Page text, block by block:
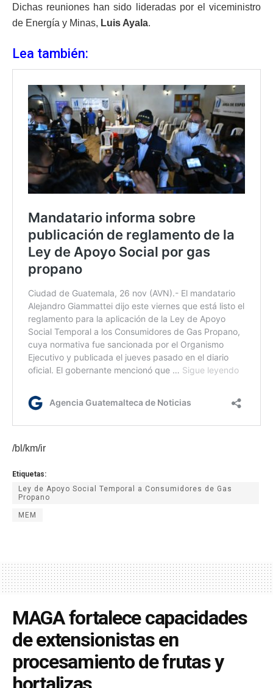
Dichas reuniones han sido lideradas por el viceministro
de Energía y Minas, Luis Ayala.
Lea también:
/bl/km/ir
Etiquetas:
Ley de Apoyo Social Temporal a Consumidores de Gas
Propano
MEM
MAGA fortalece capacidades
de extensionistas en
procesamiento de frutas y